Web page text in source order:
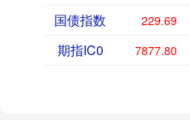
国债指数 229.69
期指IC0 7877.80